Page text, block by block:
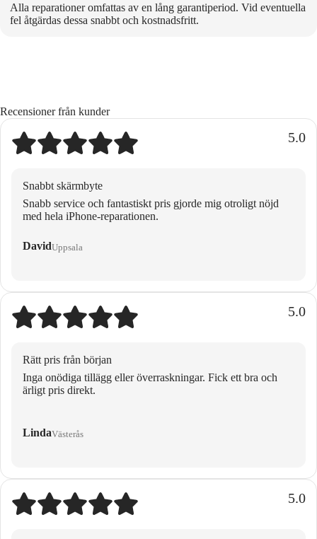
Alla reparationer omfattas av en lång garantiperiod. Vid eventuella
fel åtgärdas dessa snabbt och kostnadsfritt.
Recensioner från kunder
5.0
Snabbt skärmbyte
Snabb service och fantastiskt pris gjorde mig otroligt nöjd
med hela iPhone-reparationen.
DavidUppsala
5.0
Rätt pris från början
Inga onödiga tillägg eller överraskningar. Fick ett bra och
ärligt pris direkt.
LindaVästerås
5.0